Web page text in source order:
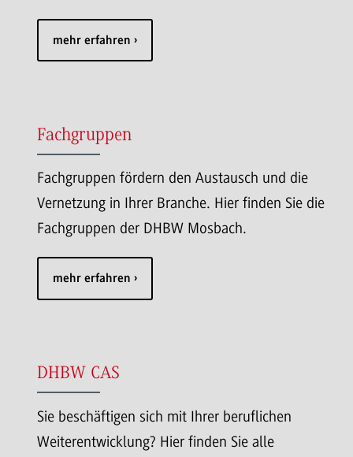
mehr erfahren
Fachgruppen
Fachgruppen fördern den Austausch und die
Vernetzung in Ihrer Branche. Hier finden Sie die
Fachgruppen der DHBW Mosbach.
mehr erfahren
DHBW CAS
Sie beschäftigen sich mit Ihrer beruflichen
Weiterentwicklung? Hier finden Sie alle